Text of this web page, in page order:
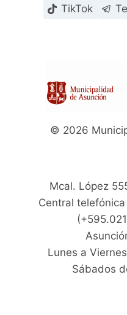
TikTok
© 2026
Mcal. López
Central
Lunes a
Sábados